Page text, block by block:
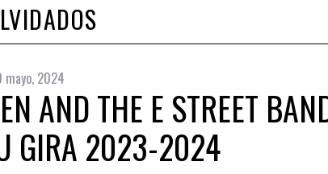
mayo, 2024
AND THE E STREET
GIRA 2023-2024